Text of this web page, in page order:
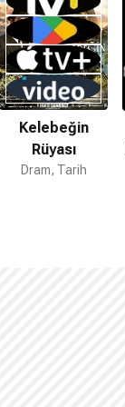
Kelebeğin
Rüyası
Dram, Tarih